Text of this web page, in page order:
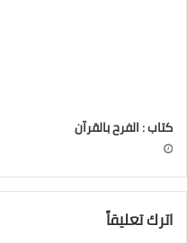
كتاب : الفرح بالقرآن
اترك تعليقاً